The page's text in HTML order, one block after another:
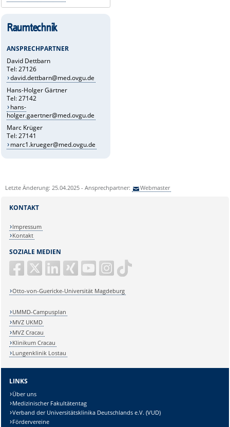
Raumtechnik
ANSPRECHPARTNER
David Dettbarn
Tel: 27126
david.dettbarn@med.ovgu.de
Hans-Holger Gärtner
Tel: 27142
hans-
holger.gaertner@med.ovgu.de
Marc Krüger
Tel: 27141
marc1.krueger@med.ovgu.de
Letzte Änderung: 25.04.2025 - Ansprechpartner: Webmaster
SOZIALE MEDIEN
Otto-von-Guericke-Universität Magdeburg
KONTAKT
Impressum
Kontakt
UMMD-Campusplan
MVZ UKMD
MVZ Cracau
Klinikum Cracau
Lungenklinik Lostau
LINKS
Über uns
Medizinischer Fakultätentag
Verband der Universitätsklinika Deutschlands e.V. (VUD)
Fördervereine